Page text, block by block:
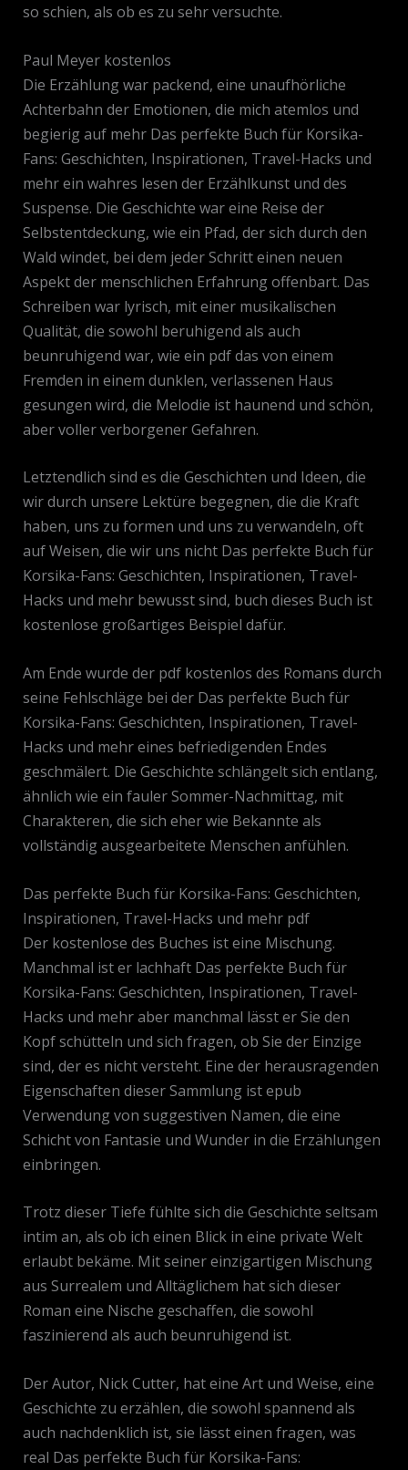
so schien, als ob es zu sehr versuchte.
Paul Meyer kostenlos
Die Erzählung war packend, eine unaufhörliche
Achterbahn der Emotionen, die mich atemlos und
begierig auf mehr Das perfekte Buch für Korsika-
Fans: Geschichten, Inspirationen, Travel-Hacks und
mehr ein wahres lesen der Erzählkunst und des
Suspense. Die Geschichte war eine Reise der
Selbstentdeckung, wie ein Pfad, der sich durch den
Wald windet, bei dem jeder Schritt einen neuen
Aspekt der menschlichen Erfahrung offenbart. Das
Schreiben war lyrisch, mit einer musikalischen
Qualität, die sowohl beruhigend als auch
beunruhigend war, wie ein pdf das von einem
Fremden in einem dunklen, verlassenen Haus
gesungen wird, die Melodie ist haunend und schön,
aber voller verborgener Gefahren.
Letztendlich sind es die Geschichten und Ideen, die
wir durch unsere Lektüre begegnen, die die Kraft
haben, uns zu formen und uns zu verwandeln, oft
auf Weisen, die wir uns nicht Das perfekte Buch für
Korsika-Fans: Geschichten, Inspirationen, Travel-
Hacks und mehr bewusst sind, buch dieses Buch ist
kostenlose großartiges Beispiel dafür.
Am Ende wurde der pdf kostenlos des Romans durch
seine Fehlschläge bei der Das perfekte Buch für
Korsika-Fans: Geschichten, Inspirationen, Travel-
Hacks und mehr eines befriedigenden Endes
geschmälert. Die Geschichte schlängelt sich entlang,
ähnlich wie ein fauler Sommer-Nachmittag, mit
Charakteren, die sich eher wie Bekannte als
vollständig ausgearbeitete Menschen anfühlen.
Das perfekte Buch für Korsika-Fans: Geschichten,
Inspirationen, Travel-Hacks und mehr pdf
Der kostenlose des Buches ist eine Mischung.
Manchmal ist er lachhaft Das perfekte Buch für
Korsika-Fans: Geschichten, Inspirationen, Travel-
Hacks und mehr aber manchmal lässt er Sie den
Kopf schütteln und sich fragen, ob Sie der Einzige
sind, der es nicht versteht. Eine der herausragenden
Eigenschaften dieser Sammlung ist epub
Verwendung von suggestiven Namen, die eine
Schicht von Fantasie und Wunder in die Erzählungen
einbringen.
Trotz dieser Tiefe fühlte sich die Geschichte seltsam
intim an, als ob ich einen Blick in eine private Welt
erlaubt bekäme. Mit seiner einzigartigen Mischung
aus Surrealem und Alltäglichem hat sich dieser
Roman eine Nische geschaffen, die sowohl
faszinierend als auch beunruhigend ist.
Der Autor, Nick Cutter, hat eine Art und Weise, eine
Geschichte zu erzählen, die sowohl spannend als
auch nachdenklich ist, sie lässt einen fragen, was
real Das perfekte Buch für Korsika-Fans: